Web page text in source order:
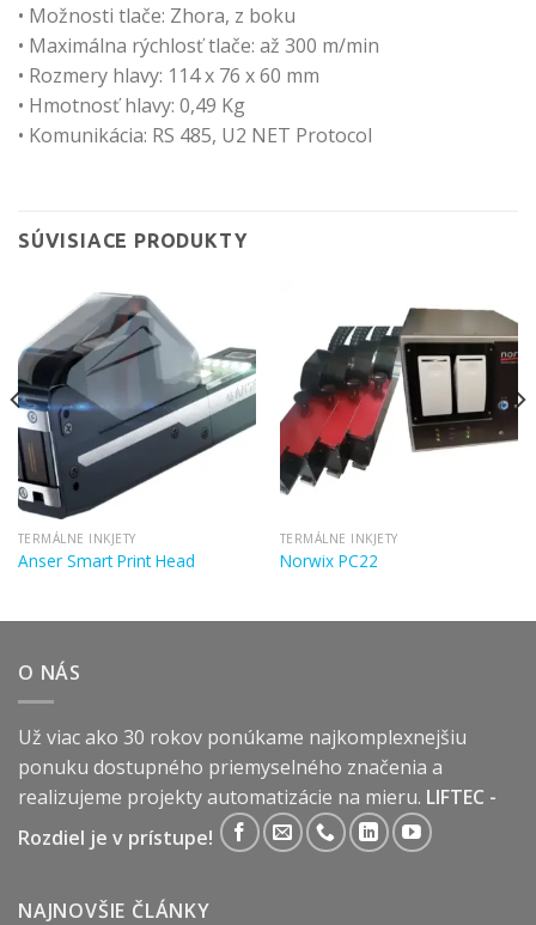
• Možnosti tlače: Zhora, z boku
• Maximálna rýchlosť tlače: až 300 m/min
• Rozmery hlavy: 114 x 76 x 60 mm
• Hmotnosť hlavy: 0,49 Kg
• Komunikácia: RS 485, U2 NET Protocol
SÚVISIACE PRODUKTY
TERMÁLNE INKJETY
Anser Smart Print Head
TERMÁLNE INKJETY
Norwix PC22
O NÁS
Už viac ako 30 rokov ponúkame najkomplexnejšiu
ponuku dostupného priemyselného značenia a
realizujeme projekty automatizácie na mieru. LIFTEC -
Rozdiel je v prístupe!
NAJNOVŠIE ČLÁNKY